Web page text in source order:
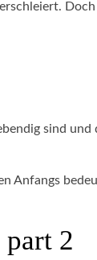
sind
Anfangs
2